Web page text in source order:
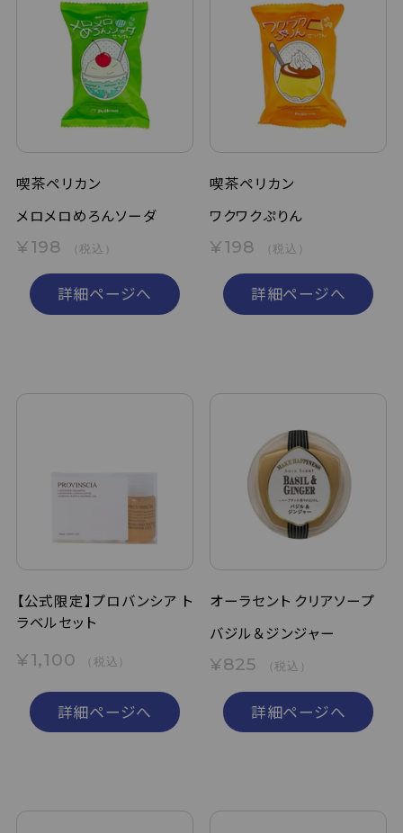
喫茶ペリカン
メロメロめろんソーダ
¥198 （税込）
詳細ページへ
喫茶ペリカン
ワクワクぷりん
¥198 （税込）
詳細ページへ
【公式限定】プロバンシア ト
ラベルセット
¥1,100 （税込）
詳細ページへ
オーラセント クリアソープ
バジル＆ジンジャー
¥825 （税込）
詳細ページへ